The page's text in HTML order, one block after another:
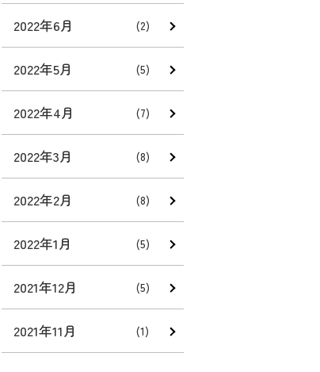
2022年6月 (2)
2022年5月 (5)
2022年4月 (7)
2022年3月 (8)
2022年2月 (8)
2022年1月 (5)
2021年12月 (5)
2021年11月 (1)